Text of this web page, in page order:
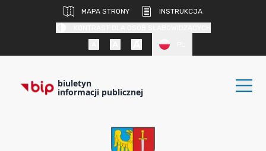
MAPA STRONY
INSTRUKCJA
biuletyn
informacji publicznej